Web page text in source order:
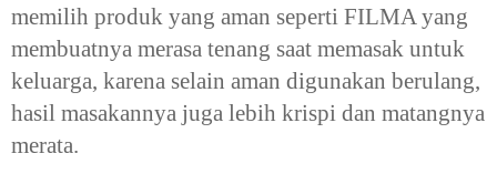
memilih produk yang aman seperti FILMA yang
membuatnya merasa tenang saat memasak untuk
keluarga, karena selain aman digunakan berulang,
hasil masakannya juga lebih krispi dan matangnya
merata.